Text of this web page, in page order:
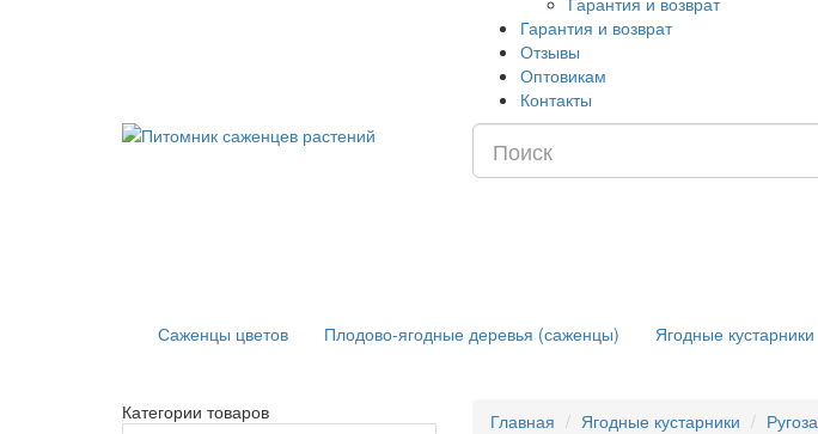
Гарантия и возврат
Отзывы
Оптовикам
Контакты
Саженцы цветов Плодово-ягодные деревья (саженцы) Ягодные кустарники
Категории товаров
Главная Ягодные кустарники Ругоза